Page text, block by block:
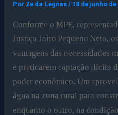
Por Ze da Legnas/ 18 de junho de
Conforme o MPE,
Justiça Jairo Pequeno Neto,
vantagens das necessidades
e praticarem captação ilícita
poder econômico. Um
água na zona rural para
enquanto o outro, na